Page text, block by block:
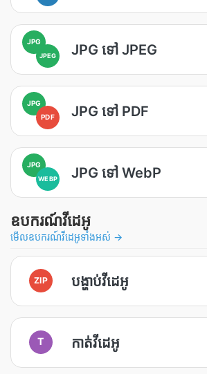
JPG
JPEG JPG ទៅ JPEG
JPG
PDF
JPG ទៅ PDF
JPG
WEBP JPG ទៅ WebP
ឧបករណ៍វីដេអូ
មើលឧបករណ៍វីដេអូទាំងអស់ →
ZIP បង្ហាប់វីដេអូ
T កាត់វីដេអូ